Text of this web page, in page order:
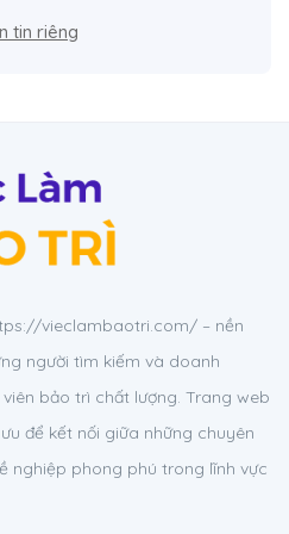
tin riêng
vieclambaotri.com/ – nền
người tìm kiếm và doanh
bảo trì chất lượng. Trang web
để kết nối giữa những chuyên
nghiệp phong phú trong lĩnh vực